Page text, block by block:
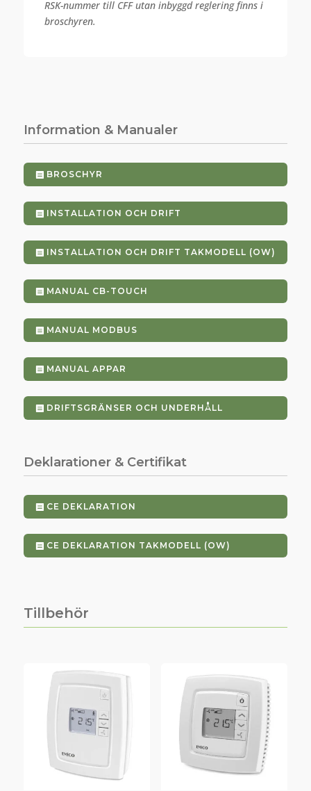
RSK-nummer till CFF utan inbyggd reglering finns i
broschyren.
Information & Manualer
BROSCHYR
INSTALLATION OCH DRIFT
INSTALLATION OCH DRIFT TAKMODELL (OW)
MANUAL CB-TOUCH
MANUAL MODBUS
MANUAL APPAR
DRIFTSGRÄNSER OCH UNDERHÅLL
Deklarationer & Certifikat
CE DEKLARATION
CE DEKLARATION TAKMODELL (OW)
Tillbehör